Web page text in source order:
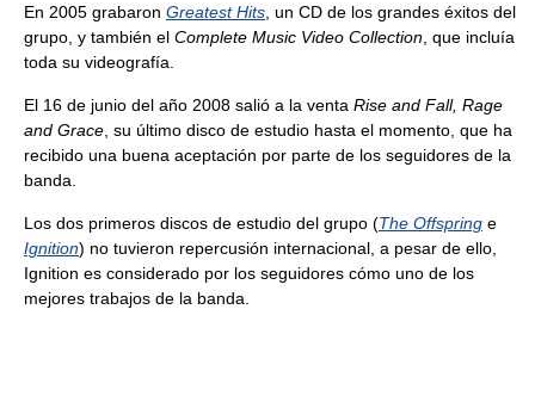
En 2005 grabaron Greatest Hits , un CD de los grandes éxitos del
grupo, y también el Complete Music Video Collection , que incluía
toda su videografía.
El 16 de junio del año 2008 salió a la venta Rise and Fall, Rage
and Grace , su último disco de estudio hasta el momento, que ha
recibido una buena aceptación por parte de los seguidores de la
banda.
Los dos primeros discos de estudio del grupo (The Offspring e
Ignition) no tuvieron repercusión internacional, a pesar de ello,
Ignition es considerado por los seguidores cómo uno de los
mejores trabajos de la banda.